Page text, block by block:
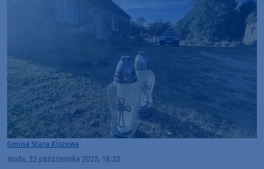
Gmina Stara Kiszewa
środa, 22 października 2025, 16:23